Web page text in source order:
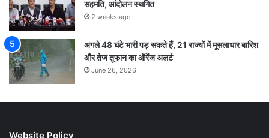
सहमति, आंदोलन स्थगित
2 weeks ago
अगले 48 घंटे भारी पड़ सकते हैं, 21 राज्यों में मूसलाधार बारिश
और तेज तूफान का ऑरेंज अलर्ट
June 26, 2026
Website Policy